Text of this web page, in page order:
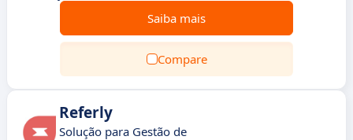
Saiba mais
Compare
Referly
Solução para Gestão de